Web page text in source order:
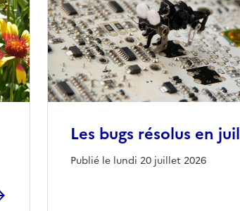
Les bugs résolus en
Publié le lundi 20 juillet 2026